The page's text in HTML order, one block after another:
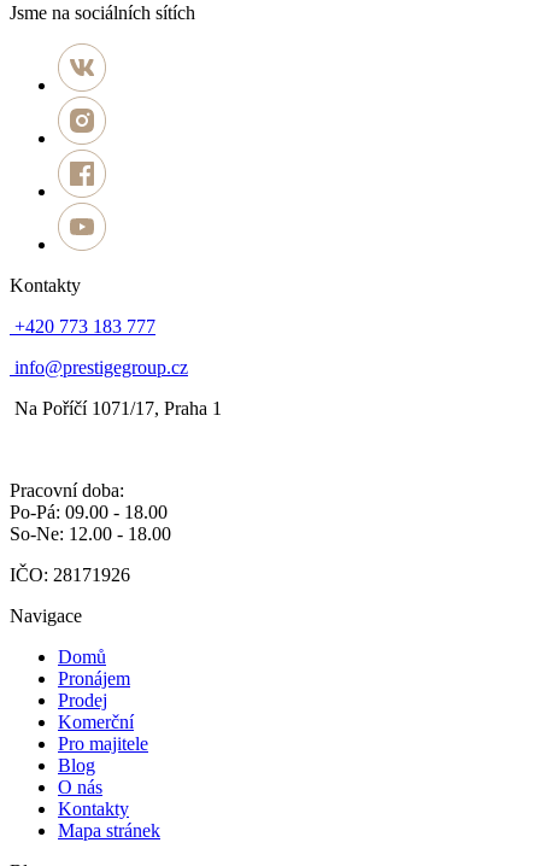
Jsme na sociálních sítích
Kontakty
+420 773 183 777
info@prestigegroup.cz
Na Poříčí 1071/17, Praha 1
Pracovní doba:
Po-Pá: 09.00 - 18.00
So-Ne: 12.00 - 18.00
IČO: 28171926
Navigace
Domů
Pronájem
Prodej
Komerční
Pro majitele
Blog
O nás
Kontakty
Mapa stránek